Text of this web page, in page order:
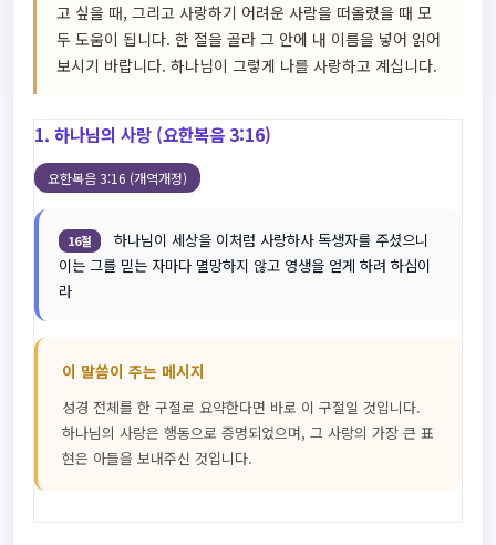
고 싶을 때, 그리고 사랑하기 어려운 사람을 떠올렸을 때 모
두 도움이 됩니다. 한 절을 골라 그 안에 내 이름을 넣어 읽어
보시기 바랍니다. 하나님이 그렇게 나를 사랑하고 계십니다.
1. 하나님의 사랑 (요한복음 3:16)
요한복음 3:16 (개역개정)
16절
하나님이 세상을 이처럼 사랑하사 독생자를 주셨으니
이는 그를 믿는 자마다 멸망하지 않고 영생을 얻게 하려 하심이
라
이 말씀이 주는 메시지
성경 전체를 한 구절로 요약한다면 바로 이 구절일 것입니다.
하나님의 사랑은 행동으로 증명되었으며, 그 사랑의 가장 큰 표
현은 아들을 보내주신 것입니다.